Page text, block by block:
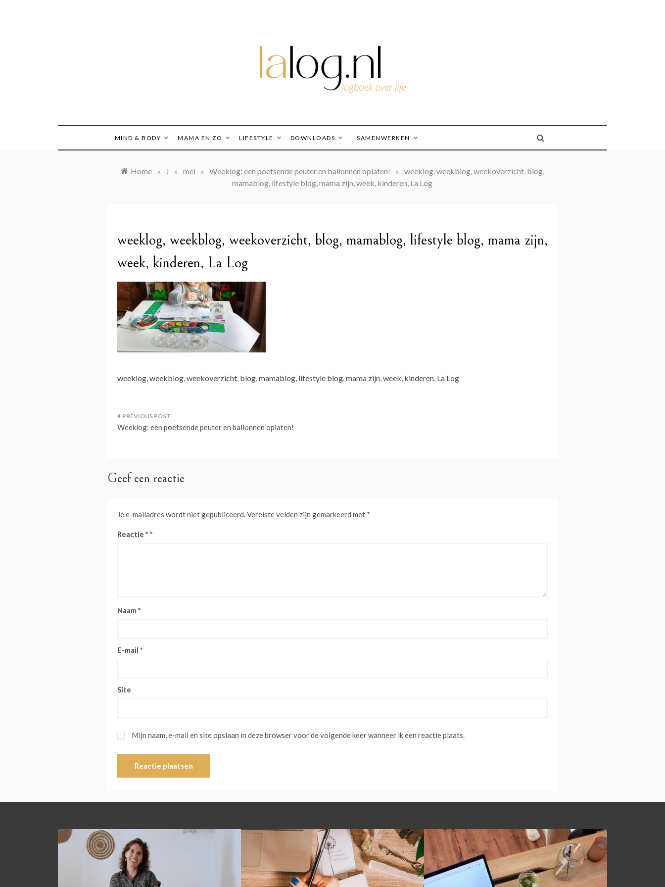
MIND & BODY MAMA EN ZO LIFESTYLE DOWNLOADS SAMENWERKEN
Home » J » mei » Weeklog: een poetsende peuter en ballonnen oplaten! » weeklog, weekblog, weekoverzicht, blog,
mamablog, lifestyle blog, mama zijn, week, kinderen, La Log
weeklog, weekblog, weekoverzicht, blog, mamablog, lifestyle blog, mama zijn,
week, kinderen, La Log
weeklog, weekblog, weekoverzicht, blog, mamablog, lifestyle blog, mama zijn, week, kinderen, La Log
Bericht
Weeklog: een poetsende peuter en ballonnen oplaten!
Geef een reactie
Je e-mailadres wordt niet gepubliceerd.Vereiste velden zijn gemarkeerd met *
Reactie *
Naam *
E-mail *
Site
Mijn naam, e-mail en site opslaan in deze browser voor de volgende keer wanneer ik een reactie plaats.